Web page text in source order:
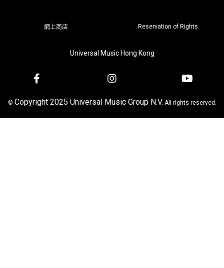
網上商店 Reservation of Rights
Universal Music Hong Kong
© Copyright 2025 Universal Music Group N.V. All rights reserved.